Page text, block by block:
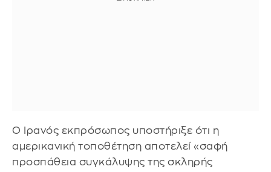
Ο Ιρανός εκπρόσωπος υποστήριξε ότι η
αμερικανική τοποθέτηση αποτελεί «σαφή
προσπάθεια συγκάλυψης της σκληρής